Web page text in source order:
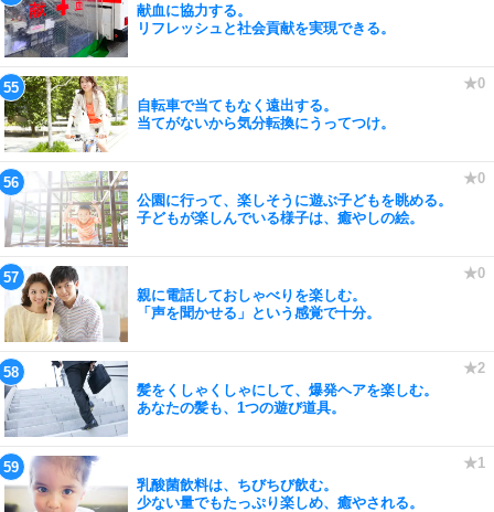
献血に協力する。
リフレッシュと社会貢献を実現できる。
自転車で当てもなく遠出する。
当てがないから気分転換にうってつけ。
公園に行って、楽しそうに遊ぶ子どもを眺める。
子どもが楽しんでいる様子は、癒やしの絵。
親に電話しておしゃべりを楽しむ。
「声を聞かせる」という感覚で十分。
髪をくしゃくしゃにして、爆発ヘアを楽しむ。
あなたの髪も、1つの遊び道具。
乳酸菌飲料は、ちびちび飲む。
少ない量でもたっぷり楽しめ、癒やされる。